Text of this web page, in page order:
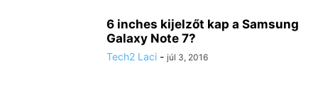
6 inches kijelzőt kap a Samsung
Galaxy Note 7?
Tech2 Laci - júl 3, 2016